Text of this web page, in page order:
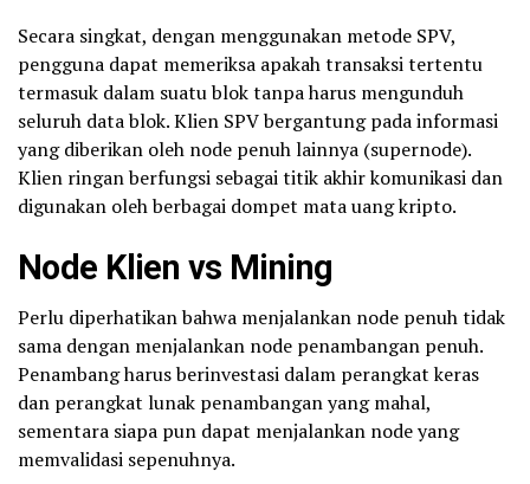
Secara singkat, dengan menggunakan metode SPV,
pengguna dapat memeriksa apakah transaksi tertentu
termasuk dalam suatu blok tanpa harus mengunduh
seluruh data blok. Klien SPV bergantung pada informasi
yang diberikan oleh node penuh lainnya (supernode).
Klien ringan berfungsi sebagai titik akhir komunikasi dan
digunakan oleh berbagai dompet mata uang kripto.
Node Klien vs Mining
Perlu diperhatikan bahwa menjalankan node penuh tidak
sama dengan menjalankan node penambangan penuh.
Penambang harus berinvestasi dalam perangkat keras
dan perangkat lunak penambangan yang mahal,
sementara siapa pun dapat menjalankan node yang
memvalidasi sepenuhnya.